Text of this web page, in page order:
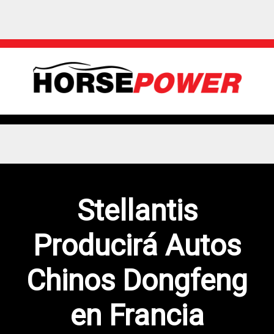
Stellantis
Producirá Autos
Chinos Dongfeng
en Francia